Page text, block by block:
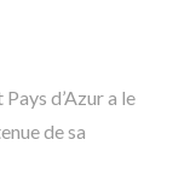
d’Azur a le
de sa